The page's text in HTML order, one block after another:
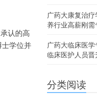
认的高
学位并
广药大康复治
养行业高薪刚需
广药大临床医
临床医护人员
分类阅读